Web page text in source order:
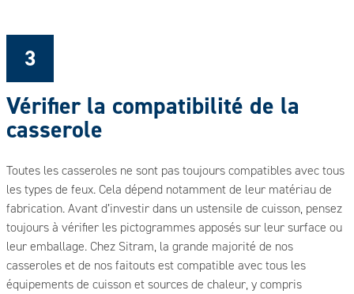
3
Vérifier la compatibilité de la
casserole
Toutes les casseroles ne sont pas toujours compatibles avec tous
les types de feux. Cela dépend notamment de leur matériau de
fabrication. Avant d’investir dans un ustensile de cuisson, pensez
toujours à vérifier les pictogrammes apposés sur leur surface ou
leur emballage. Chez Sitram, la grande majorité de nos
casseroles et de nos faitouts est compatible avec tous les
équipements de cuisson et sources de chaleur, y compris